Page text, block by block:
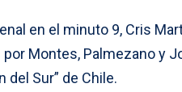
en el minuto 9, Cris
Montes, Palmezano y
del Sur” de Chile.